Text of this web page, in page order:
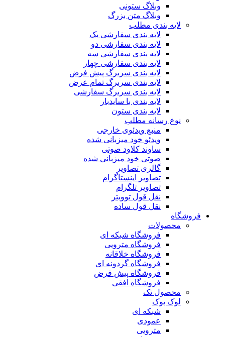
وبلاگ ستونی
وبلاگ متن بزرگ
لایه بندی مطلب
لایه بندی سفارشی یک
لایه بندی سفارشی دو
لایه بندی سفارشی سه
لایه بندی سفارشی چهار
لایه بندی سربرگ پیش فرض
لایه بندی سربرگ تمام عرض
لایه بندی سربرگ سفارشی
لایه بندی با سایدبار
لایه بندی ستون
نوع رسانه مطلب
منبع ویدئوی خارجی
ویدئو خود میزبانی شده
ساوند کلاود صوتی
صوتی خود میزبانی شده
گالری تصاویر
تصاویر اینستاگرام
تصاویر تلگرام
نقل قول توویتر
نقل قول ساده
فروشگاه
محصولات
فروشگاه شبکه ای
فروشگاه مترویی
فروشگاه خلاقانه
فروشگاه گردونه ای
فروشگاه پیش فرض
فروشگاه افقی
محصول تک
لوک بوک
شبکه ای
عمودی
مترویی